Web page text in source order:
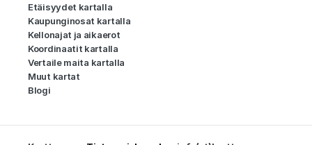
Etäisyydet kartalla
Kaupunginosat kartalla
Kellonajat ja aikaerot
Koordinaatit kartalla
Vertaile maita kartalla
Muut kartat
Blogi